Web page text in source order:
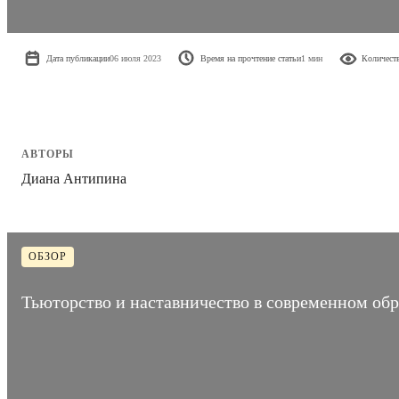
Дата публикации06 июля 2023 Время на прочтение статьи1 мин
АВТОРЫ
Диана Антипина
ОБЗОР
Тьюторство и наставничество в современном